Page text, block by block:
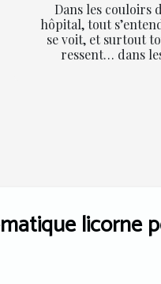
Dans les couloirs
hôpital, tout
se voit, et surtout
ressent… dans
licorne